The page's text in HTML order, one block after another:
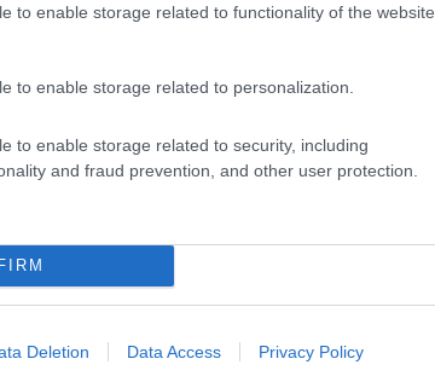
to enable storage related to functionality of the website
to enable storage related to personalization.
to enable storage related to security, including
and fraud prevention, and other user protection.
Deletion Data Access Privacy Policy
se retrouver en famille ou entre amis
d’inspiration pour épater et régaler